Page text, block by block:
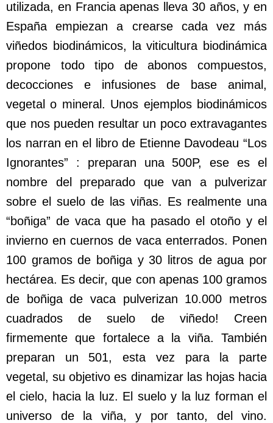
utilizada, en Francia apenas lleva 30 años, y en
España empiezan a crearse cada vez más
viñedos biodinámicos, la viticultura biodinámica
propone todo tipo de abonos compuestos,
decocciones e infusiones de base animal,
vegetal o mineral. Unos ejemplos biodinámicos
que nos pueden resultar un poco extravagantes
los narran en el libro de Etienne Davodeau “Los
Ignorantes” : preparan una 500P, ese es el
nombre del preparado que van a pulverizar
sobre el suelo de las viñas. Es realmente una
“boñiga” de vaca que ha pasado el otoño y el
invierno en cuernos de vaca enterrados. Ponen
100 gramos de boñiga y 30 litros de agua por
hectárea. Es decir, que con apenas 100 gramos
de boñiga de vaca pulverizan 10.000 metros
cuadrados de suelo de viñedo! Creen
firmemente que fortalece a la viña. También
preparan un 501, esta vez para la parte
vegetal, su objetivo es dinamizar las hojas hacia
el cielo, hacia la luz. El suelo y la luz forman el
universo de la viña, y por tanto, del vino.